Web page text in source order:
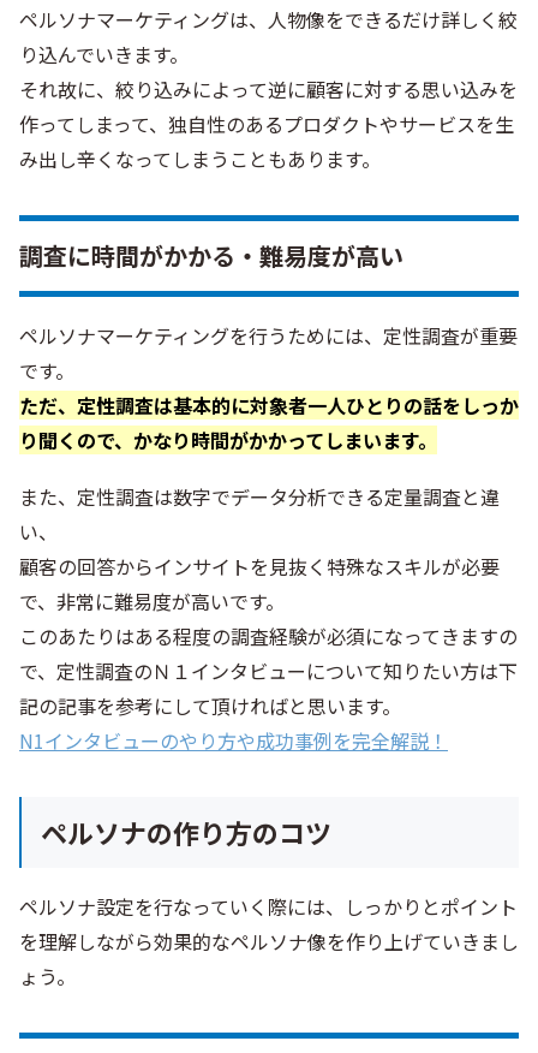
ペルソナマーケティングは、人物像をできるだけ詳しく絞
り込んでいきます。
それ故に、絞り込みによって逆に顧客に対する思い込みを
作ってしまって、独自性のあるプロダクトやサービスを生
み出し辛くなってしまうこともあります。
調査に時間がかかる・難易度が高い
ペルソナマーケティングを行うためには、定性調査が重要
です。
ただ、定性調査は基本的に対象者一人ひとりの話をしっか
り聞くので、かなり時間がかかってしまいます。
また、定性調査は数字でデータ分析できる定量調査と違
い、
顧客の回答からインサイトを見抜く特殊なスキルが必要
で、非常に難易度が高いです。
このあたりはある程度の調査経験が必須になってきますの
で、定性調査のＮ１インタビューについて知りたい方は下
記の記事を参考にして頂ければと思います。
N1インタビューのやり方や成功事例を完全解説！
ペルソナの作り方のコツ
ペルソナ設定を行なっていく際には、しっかりとポイント
を理解しながら効果的なペルソナ像を作り上げていきまし
ょう。